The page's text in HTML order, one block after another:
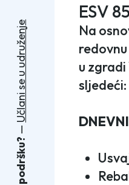
ESV
Na
u
sljedeći:
p
o
d
r
š
k
u
?
U
č
l
a
n
i
s
e
u
u
d
r
u
ž
e
n
j
e